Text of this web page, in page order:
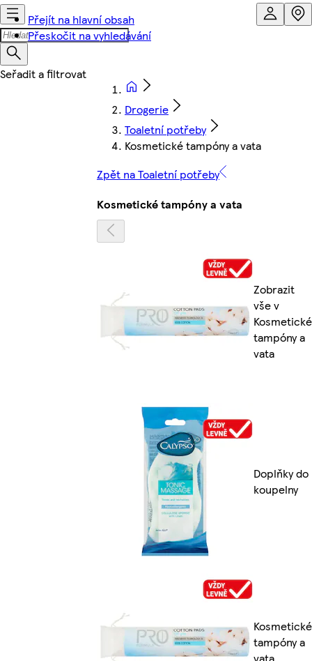
Přejít na hlavní obsah
Přeskočit na vyhledávání
Drogerie
Toaletní potřeby
Kosmetické tampóny a vata
Zpět na Toaletní potřeby
Kosmetické tampóny a vata
Zobrazit
vše v
Kosmetické
tampóny a
vata
Doplňky do
koupelny
Kosmetické
tampóny a
vata